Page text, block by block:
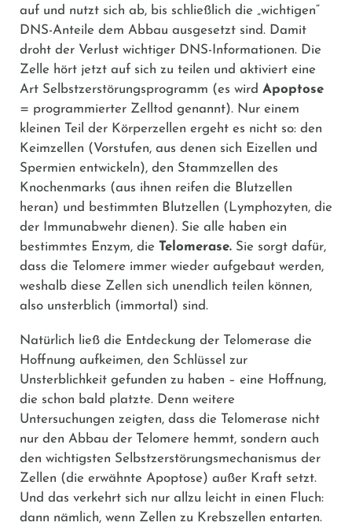
auf und nutzt sich ab, bis schließlich die „wichtigen“
DNS-Anteile dem Abbau ausgesetzt sind. Damit
droht der Verlust wichtiger DNS-Informationen. Die
Zelle hört jetzt auf sich zu teilen und aktiviert eine
Art Selbstzerstörungsprogramm (es wird Apoptose
= programmierter Zelltod genannt). Nur einem
kleinen Teil der Körperzellen ergeht es nicht so: den
Keimzellen (Vorstufen, aus denen sich Eizellen und
Spermien entwickeln), den Stammzellen des
Knochenmarks (aus ihnen reifen die Blutzellen
heran) und bestimmten Blutzellen (Lymphozyten, die
der Immunabwehr dienen). Sie alle haben ein
bestimmtes Enzym, die Telomerase. Sie sorgt dafür,
dass die Telomere immer wieder aufgebaut werden,
weshalb diese Zellen sich unendlich teilen können,
also unsterblich (immortal) sind.
Natürlich ließ die Entdeckung der Telomerase die
Hoffnung aufkeimen, den Schlüssel zur
Unsterblichkeit gefunden zu haben – eine Hoffnung,
die schon bald platzte. Denn weitere
Untersuchungen zeigten, dass die Telomerase nicht
nur den Abbau der Telomere hemmt, sondern auch
den wichtigsten Selbstzerstörungsmechanismus der
Zellen (die erwähnte Apoptose) außer Kraft setzt.
Und das verkehrt sich nur allzu leicht in einen Fluch:
dann nämlich, wenn Zellen zu Krebszellen entarten.